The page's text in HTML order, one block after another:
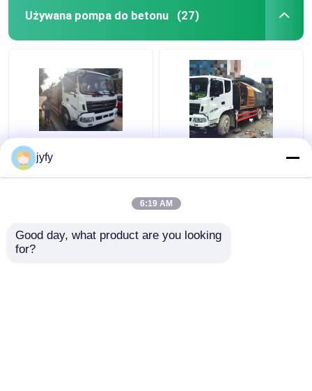
Używana pompa do betonu (27)
Shacman Podwozie
Używana pompa do
ciężarówce HOWO
Podwozie 9 ~ 18Mpa
jyfy
6:19 AM
Good day, what product are you looking
for?